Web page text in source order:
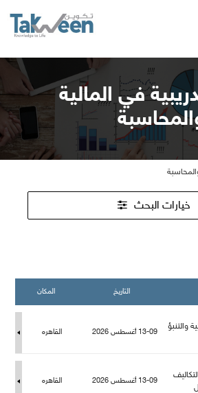
في المالية
خيارات البحث
التاريخ المكان
والتنبؤ
13-09 أغسطس 2026 القاهره
13-09 أغسطس 2026 القاهره